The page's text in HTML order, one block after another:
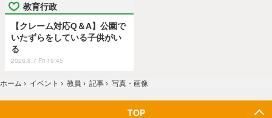
教育行政
【クレーム対応Q＆A】公園で
いたずらをしている子供がい
る
2026.8.7 Fri 19:45
ホーム › イベント › 教員 › 記事 › 写真・画像
TOP